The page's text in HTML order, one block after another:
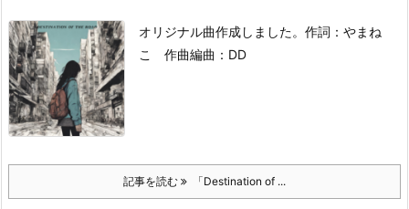
オリジナル曲作成しました。 作詞：やまね
こ 作曲編曲：DD
記事を読む 「Destination of ...